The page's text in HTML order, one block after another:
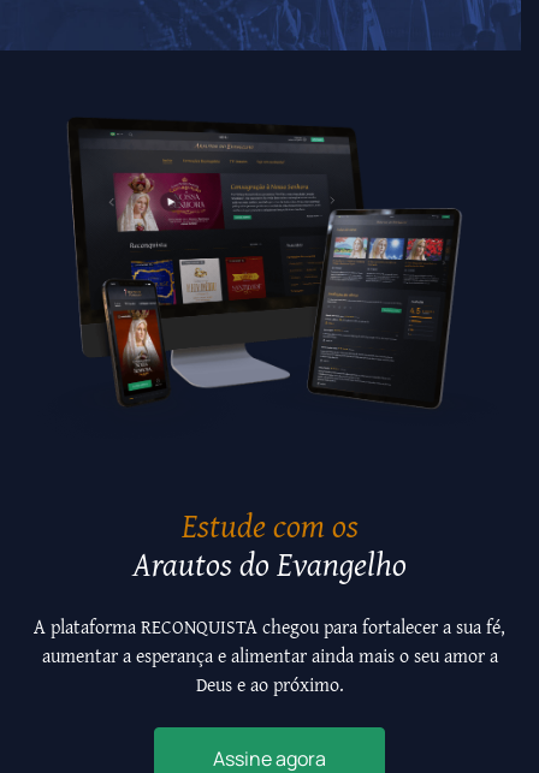
Estude com os
Arautos do Evangelho
A plataforma RECONQUISTA chegou para fortalecer a sua fé,
aumentar a esperança e alimentar ainda mais o seu amor a
Deus e ao próximo.
Assine agora